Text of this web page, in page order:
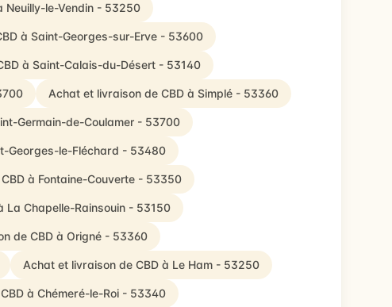
Neuilly-le-Vendin - 53250
à Saint-Georges-sur-Erve - 53600
à Saint-Calais-du-Désert - 53140
Achat et livraison de CBD à Simplé - 53360
Germain-de-Coulamer - 53700
Georges-le-Fléchard - 53480
à Fontaine-Couverte - 53350
La Chapelle-Rainsouin - 53150
de CBD à Origné - 53360
Achat et livraison de CBD à Le Ham - 53250
à Chémeré-le-Roi - 53340